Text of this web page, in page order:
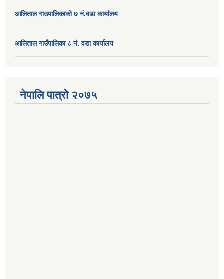
आलिताल गाउपालिकाको ७ नं.वडा कार्यालय
आलिताल गाउँपालिका ८ नं. वडा कार्यालय
नेपालि पात्रो २०७५